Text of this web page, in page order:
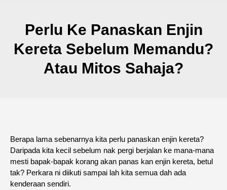
Perlu Ke Panaskan Enjin
Kereta Sebelum Memandu?
Atau Mitos Sahaja?
Berapa lama sebenarnya kita perlu panaskan enjin kereta?
Daripada kita kecil sebelum nak pergi berjalan ke mana-mana
mesti bapak-bapak korang akan panas kan enjin kereta, betul
tak? Perkara ni diikuti sampai lah kita semua dah ada
kenderaan sendiri.